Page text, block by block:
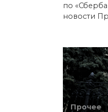
по
новости
Прочее